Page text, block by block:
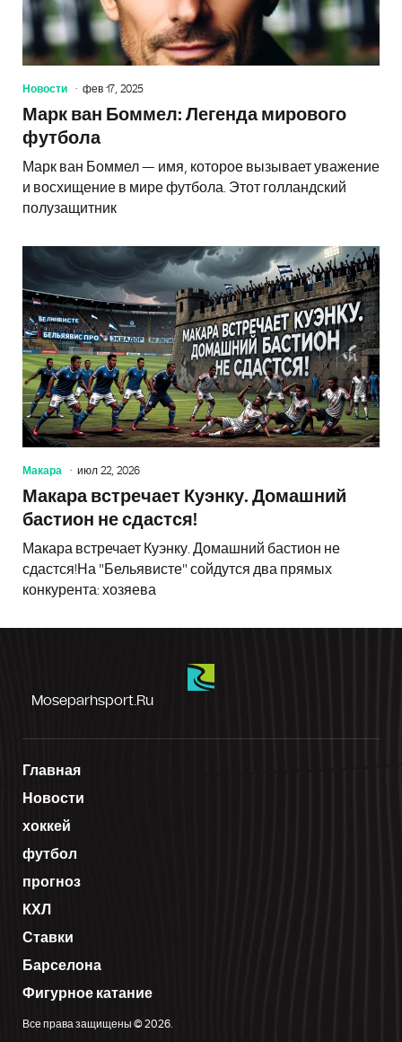
Новости фев 17, 2025
Марк ван Боммел: Легенда мирового
футбола
Марк ван Боммел — имя, которое вызывает уважение
и восхищение в мире футбола. Этот голландский
полузащитник
Макара июл 22, 2026
Макара встречает Куэнку. Домашний
бастион не сдастся!
Макара встречает Куэнку. Домашний бастион не
сдастся!На "Бельявисте" сойдутся два прямых
конкурента: хозяева
Moseparhsport.ru
Главная
Новости
хоккей
футбол
прогноз
КХЛ
Ставки
Барселона
Фигурное катание
Все права защищены © 2026.